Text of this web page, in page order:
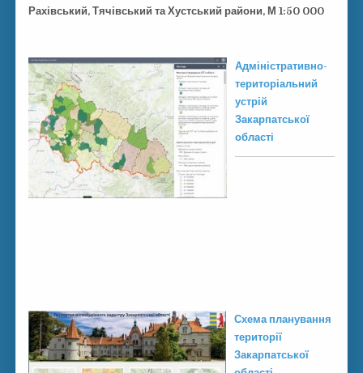
Рахівський, Тячівський та Хустський райони, М 1:50 000
Адміністративно-
територіальний
устрій
Закарпатської
області
Схема планування
території
Закарпатської